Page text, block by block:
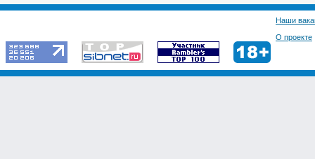
Наши
О проекте